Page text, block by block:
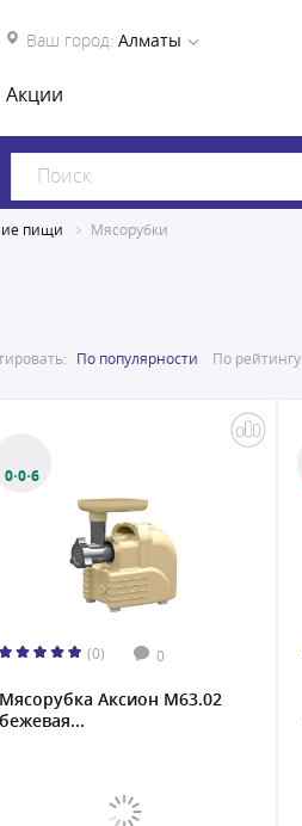
Ваш город: Алматы
Акции
пищи Мясорубки
По популярности По рейтингу
0·0·6
(0) 0
Мясорубка Аксион М63.02
бежевая...